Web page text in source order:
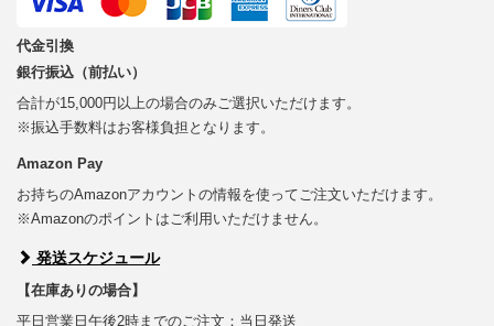
代金引換
銀行振込（前払い）
合計が15,000円以上の場合のみご選択いただけます。
※振込手数料はお客様負担となります。
Amazon Pay
お持ちのAmazonアカウントの情報を使ってご注文いただけます。
※Amazonのポイントはご利用いただけません。
発送スケジュール
【在庫ありの場合】
平日営業日午後2時までのご注文：当日発送